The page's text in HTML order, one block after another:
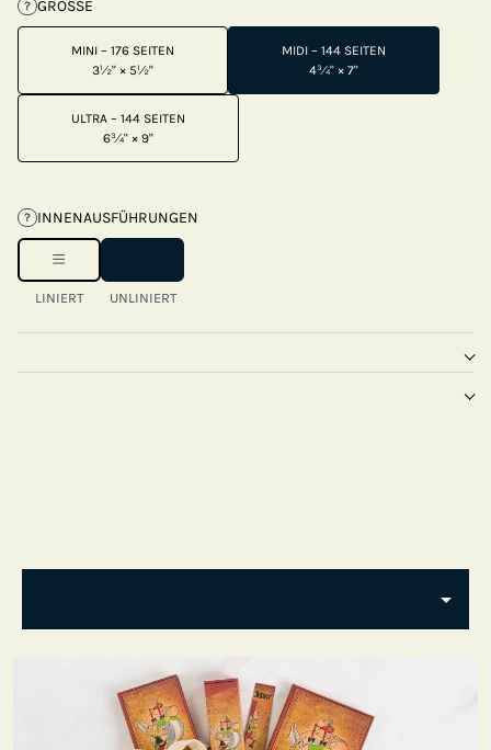
? GRÖSSE
MINI – 176 SEITEN
3½" × 5½"
MIDI – 144 SEITEN
4¾" × 7"
ULTRA – 144 SEITEN
6¾" × 9"
? INNENAUSFÜHRUNGEN
LINIERT UNLINIERT